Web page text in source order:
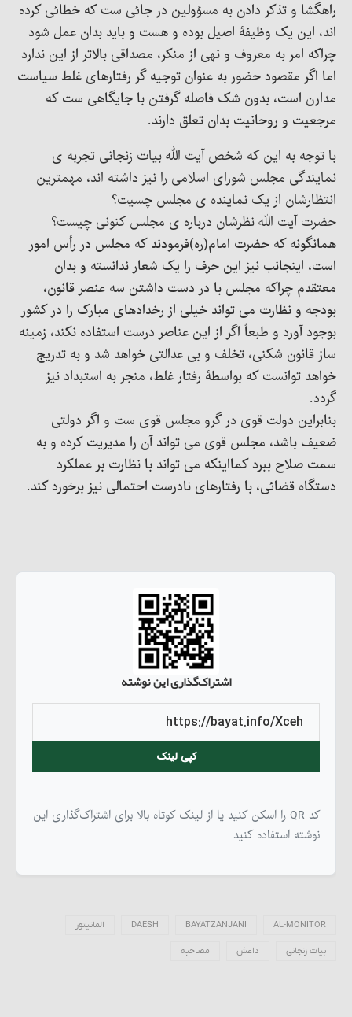
راهگشا و تذکر دادن به مسؤولین در جائی ست که خطائی کرده
اند، این یک وظیفۀ اصیل بوده و هست و باید بدان عمل شود
چراکه امر به معروف و نهی از منکر، مصداقی بالاتر از این ندارد
اما اگر مقصود حضور به عنوان توجیه گر رفتارهای غلط سیاست
مدارن است، بدون شک فاصله گرفتن با جایگاهی ست که
مرجعیت و روحانیت بدان تعلق دارند.
با توجه به این که شخص آیت الله بیات زنجانی تجربه ی
نمایندگی مجلس شورای اسلامی را نیز داشته اند، مهمترین
انتظارشان از یک نماینده ی مجلس چسیت؟
حضرت آیت الله نظرشان درباره ی مجلس کنونی چیست؟
همانگونه که حضرت امام(ره)فرمودند که مجلس در رأس امور
است، اینجانب نیز این حرف را یک شعار ندانسته و بدان
معتقدم چراکه مجلس با در دست داشتن سه عنصر قانون،
بودجه و نظارت می تواند خیلی از رخدادهای مبارک را در کشور
بوجود آورد و طبعاً اگر از این عناصر درست استفاده نکند، زمینه
ساز قانون شکنی، تخلف و بی عدالتی خواهد شد و به تدریج
خواهد توانست که بواسطۀ رفتار غلط، منجر به استبداد نیز
گردد.
بنابراین دولت قوی در گرو مجلس قوی ست و اگر دولتی
ضعیف باشد، مجلس قوی می تواند آن را مدیریت کرده و به
سمت صلاح ببرد کمااینکه می تواند با نظارت بر عملکرد
دستگاه قضائی، با رفتارهای نادرست احتمالی نیز برخورد کند.
اشتراک‌گذاری این نوشته
کپی لینک
کد QR را اسکن کنید یا از لینک کوتاه بالا برای اشتراک‌گذاری این
نوشته استفاده کنید
AL-MONITOR
BAYATZANJANI
DAESH المانیتور
بیات زنجانی داعش مصاحبه